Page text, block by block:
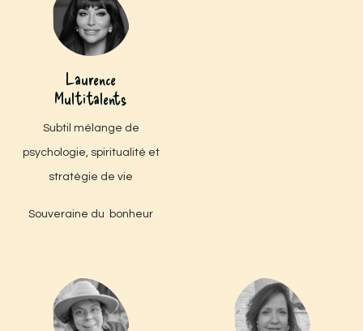
Laurence
Multitalents
Subtil mélange de
psychologie, spiritualité et
stratégie de vie
Souveraine du bonheur